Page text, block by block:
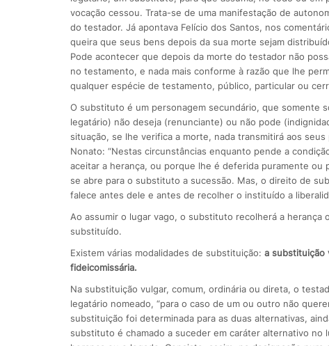
vocação cessou. Trata-se de uma manifestação de
do testador. Já apontava Felício dos Santos, nos
queira que seus bens depois da sua morte sejam
Pode acontecer que depois da morte do testador não
no testamento, e nada mais conforme à razão que lhe
qualquer espécie de testamento, público, particular ou
O substituto é um personagem secundário, que somente
legatário) não deseja (renunciante) ou não pode
situação, se lhe verifica a morte, nada transmitirá aos
Nonato: “Nestas circunstâncias enquanto pende a
aceitar a herança, ou porque lhe é deferida puramente
se abre para o substituto a sucessão. Mas, o direito de
falece antes dele e antes de recolher o instituído a
Ao assumir o lugar vago, o substituto recolherá a
substituído.
Existem várias modalidades de substituição: a substituição
fideicomissária.
Na substituição vulgar, comum, ordinária ou direta, o
legatário nomeado, “para o caso de um ou outro não
substituição foi determinada para as duas alternativas,
substituto é chamado a suceder em caráter alternativo